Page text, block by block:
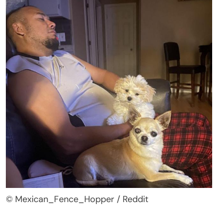
© Mexican_Fence_Hopper / Reddit